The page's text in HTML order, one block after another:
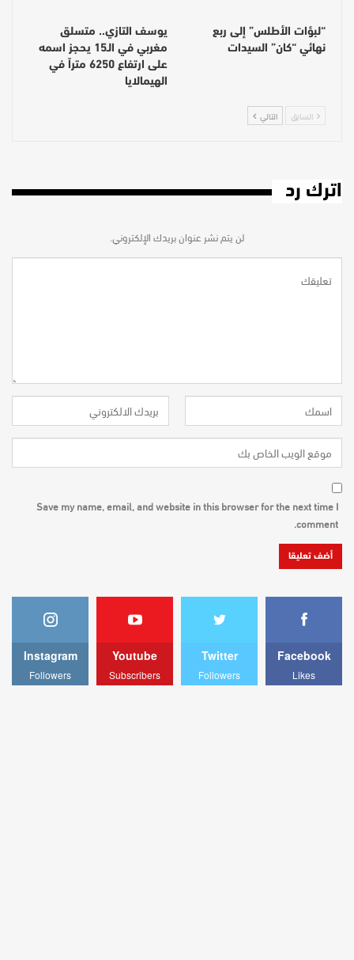
“لبؤات الأطلس” إلى ربع
نهائي “كان” السيدات
يوسف التازي.. متسلق
مغربي في الـ15 يحجز اسمه
على ارتفاع 6250 متراً في
الهيمالايا
السابق التالي
اترك رد
لن يتم نشر عنوان بريدك الإلكتروني.
Save my name, email, and website in this browser for the next time I
comment.
Facebook
Likes
Twitter
Followers
Youtube
Subscribers
Instagram
Followers